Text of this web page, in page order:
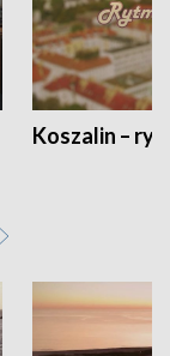
Koszalin –